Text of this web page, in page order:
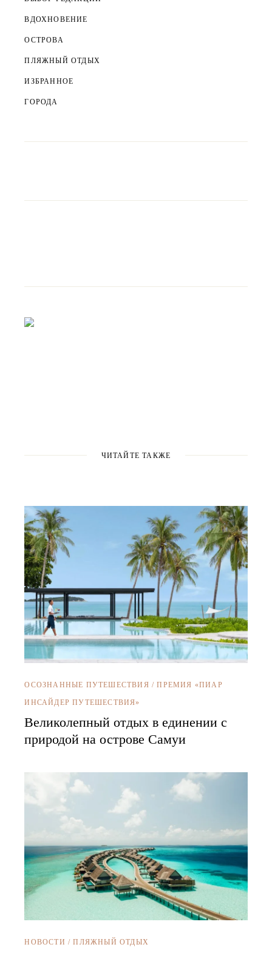
ВДОХНОВЕНИЕ
ОСТРОВА
ПЛЯЖНЫЙ ОТДЫХ
ИЗБРАННОЕ
ГОРОДА
ЧИТАЙТЕ ТАКЖЕ
ОСОЗНАННЫЕ ПУТЕШЕСТВИЯ /ПРЕМИЯ «ПИАР
ИНСАЙДЕР ПУТЕШЕСТВИЯ»
Великолепный отдых в единении с
природой на острове Самуи
НОВОСТИ /ПЛЯЖНЫЙ ОТДЫХ